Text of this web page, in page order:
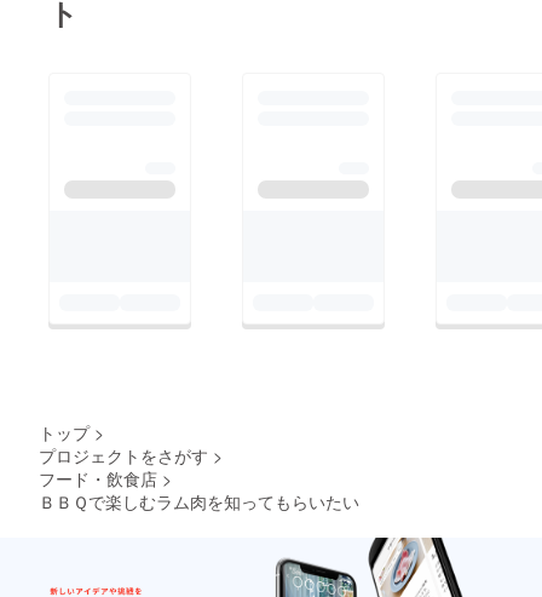
ト
トップ >
プロジェクトをさがす >
フード・飲食店 >
ＢＢＱで楽しむラム肉を知ってもらいたい